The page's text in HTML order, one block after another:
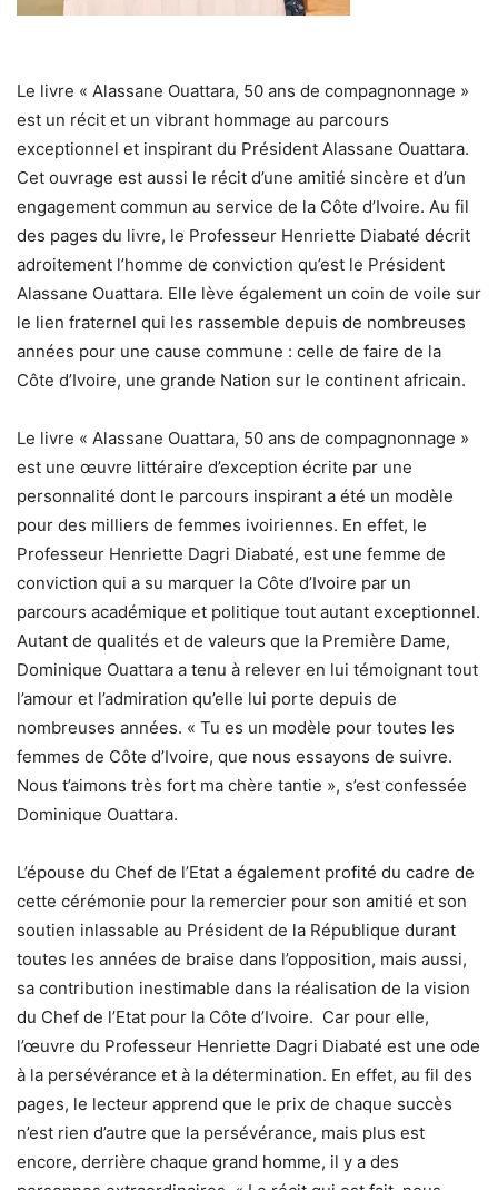
Le livre « Alassane Ouattara, 50 ans de compagnonnage »
est un récit et un vibrant hommage au parcours
exceptionnel et inspirant du Président Alassane Ouattara.
Cet ouvrage est aussi le récit d’une amitié sincère et d’un
engagement commun au service de la Côte d’Ivoire. Au fil
des pages du livre, le Professeur Henriette Diabaté décrit
adroitement l’homme de conviction qu’est le Président
Alassane Ouattara. Elle lève également un coin de voile sur
le lien fraternel qui les rassemble depuis de nombreuses
années pour une cause commune : celle de faire de la
Côte d’Ivoire, une grande Nation sur le continent africain.
Le livre « Alassane Ouattara, 50 ans de compagnonnage »
est une œuvre littéraire d’exception écrite par une
personnalité dont le parcours inspirant a été un modèle
pour des milliers de femmes ivoiriennes. En effet, le
Professeur Henriette Dagri Diabaté, est une femme de
conviction qui a su marquer la Côte d’Ivoire par un
parcours académique et politique tout autant exceptionnel.
Autant de qualités et de valeurs que la Première Dame,
Dominique Ouattara a tenu à relever en lui témoignant tout
l’amour et l’admiration qu’elle lui porte depuis de
nombreuses années. « Tu es un modèle pour toutes les
femmes de Côte d’Ivoire, que nous essayons de suivre.
Nous t’aimons très fort ma chère tantie », s’est confessée
Dominique Ouattara.
L’épouse du Chef de l’Etat a également profité du cadre de
cette cérémonie pour la remercier pour son amitié et son
soutien inlassable au Président de la République durant
toutes les années de braise dans l’opposition, mais aussi,
sa contribution inestimable dans la réalisation de la vision
du Chef de l’Etat pour la Côte d’Ivoire. Car pour elle,
l’œuvre du Professeur Henriette Dagri Diabaté est une ode
à la persévérance et à la détermination. En effet, au fil des
pages, le lecteur apprend que le prix de chaque succès
n’est rien d’autre que la persévérance, mais plus est
encore, derrière chaque grand homme, il y a des